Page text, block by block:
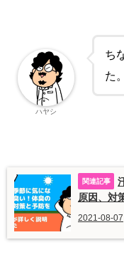
ち
た。
ハヤシ
原因、対
2021-08-07